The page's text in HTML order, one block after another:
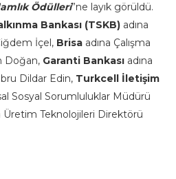
Ödülleri”ne layık görüldü.
Bankası (TSKB) adına
İçel, Brisa adına Çalışma
Doğan, Garanti Bankası adına
Dildar Edin, Turkcell İletişim
Sosyal Sorumluluklar Müdürü
Üretim Teknolojileri Direktörü